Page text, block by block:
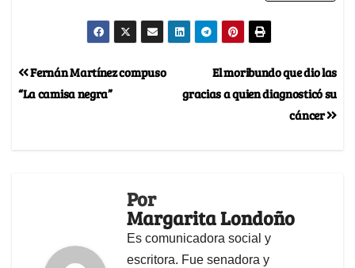
El moribundo que dio las
gracias a quien diagnosticó su
cáncer
Fernán Martínez compuso
“La camisa negra”
Por
Margarita Londoño
Es comunicadora social y
escritora. Fue senadora y